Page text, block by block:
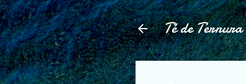
Té de Ternura